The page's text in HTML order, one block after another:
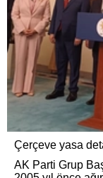
Çerçeve yasa
AK Parti Grup